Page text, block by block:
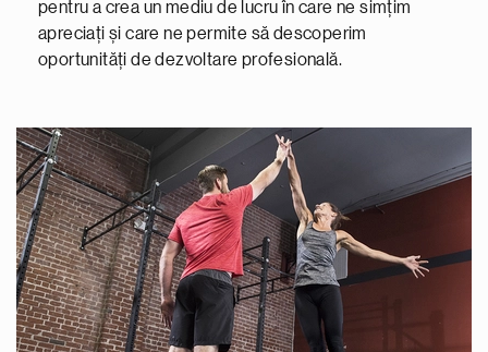
pentru a crea un mediu de lucru în care ne simțim
apreciați și care ne permite să descoperim
oportunități de dezvoltare profesională.